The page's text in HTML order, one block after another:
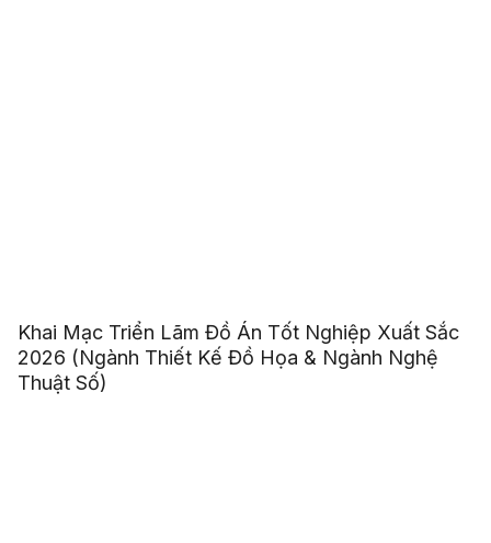
Khai Mạc Triển Lãm Đồ Án Tốt Nghiệp Xuất Sắc
2026 (Ngành Thiết Kế Đồ Họa & Ngành Nghệ
Thuật Số)